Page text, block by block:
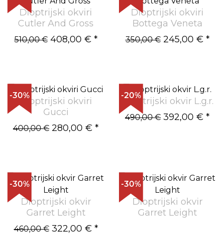
Dioptrijski okviri
Cutler And Gross
510,00 €408,00 € *
Dioptrijski okviri
Bottega Veneta
350,00 €245,00 € *
-30%
Dioptrijski okviri
Gucci
400,00 € 280,00 € *
-20%
Dioptrijski okvir L.g.r.
490,00 € 392,00 € *
-30%
Dioptrijski okvir
Garret Leight
460,00 €322,00 € *
-30%
Dioptrijski okvir
Garret Leight